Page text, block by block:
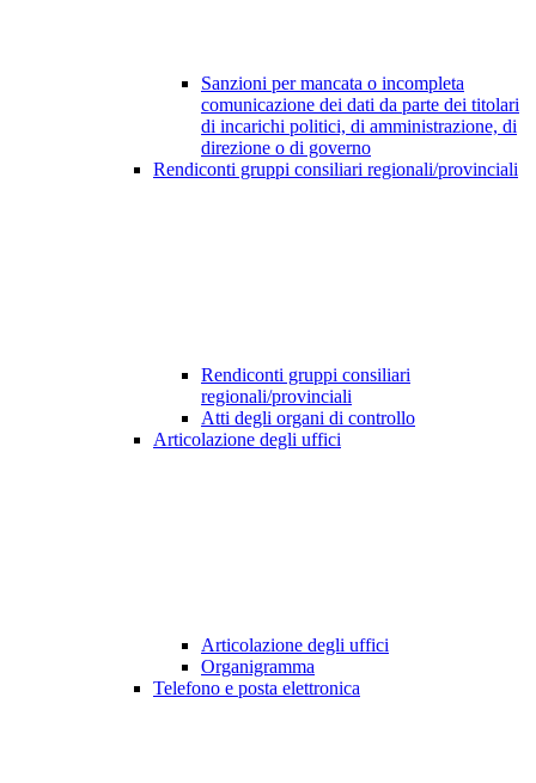
Sanzioni per mancata o incompleta
comunicazione dei dati da parte dei titolari
di incarichi politici, di amministrazione, di
direzione o di governo
Rendiconti gruppi consiliari regionali/provinciali
Rendiconti gruppi consiliari
regionali/provinciali
Atti degli organi di controllo
Articolazione degli uffici
Articolazione degli uffici
Organigramma
Telefono e posta elettronica